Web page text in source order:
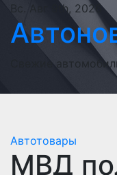
содержимому
Вс. Авг 9th, 2026
Свежие
Автотовары
МВД